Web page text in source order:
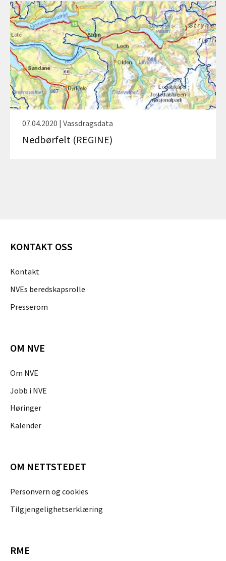
07.04.2020 | Vassdragsdata
Nedbørfelt (REGINE)
KONTAKT OSS
Kontakt
NVEs beredskapsrolle
Presserom
OM NVE
Om NVE
Jobb i NVE
Høringer
Kalender
OM NETTSTEDET
Personvern og cookies
Tilgjengelighetserklæring
RME